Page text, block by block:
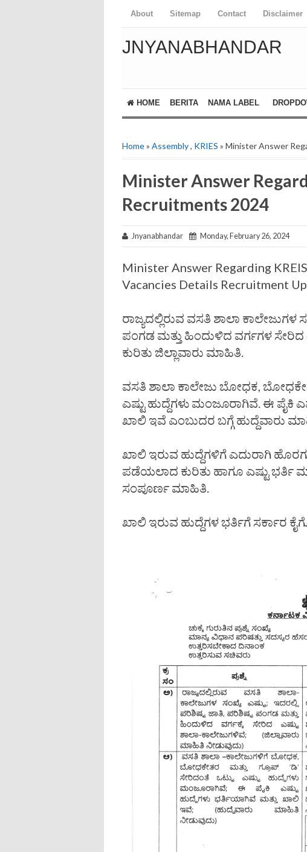
About Sitemap Contact Disclaimer
JNYANABHANDAR
HOME BERITA NAMA LABEL
Home» Assembly, KRIES » Minister Answer
Minister Answer
Recruitments 2024
Jnyanabhandar Monday, February 26, 2024
Minister Answer Regarding
Vacancies Details Recruitment
ರಾಜ್ಯದಲ್ಲಿರುವ ವಸತಿ ಶಾಲಾ ಕಾಲೇಜುಗಳ
ಪಂಗಡ ಮತ್ತು ಹಿಂದುಳಿದ ವರ್ಗಗಳ ಸೇರಿದ
ಕುರಿತು ಜಿಲ್ಲಾವಾರು ಮಾಹಿತಿ.
ವಸತಿ ಶಾಲಾ ಕಾಲೇಜು ಬೋಧಕ,
ಎಷ್ಟು ಹುದ್ದೆಗಳು ಮಂಜೂರಾಗಿವೆ. ಈ ಪೈಕಿ
ಖಾಲಿ ಇವೆ ಎಂಬುದರ ಬಗ್ಗೆ ಹುದ್ದೆವಾರು
ಖಾಲಿ ಇರುವ ಹುದ್ದೆಗಳಿಗೆ ಎದುರಾಗಿ
ಪಡೆಯಲಾದ ಕುರಿತು ಹಾಗೂ ಎಷ್ಟು ಭರ್ತಿ
ಸಂಪೂರ್ಣ ಮಾಹಿತಿ.
ಖಾಲಿ ಇರುವ ಹುದ್ದೆಗಳ ಭರ್ತಿಗೆ ಸರ್ಕಾರ